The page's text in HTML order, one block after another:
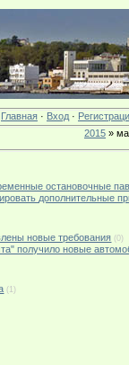
Главная· Вход·
2015 »
остановочные
дополнительные
новые требования (0)
получило новые
(1)